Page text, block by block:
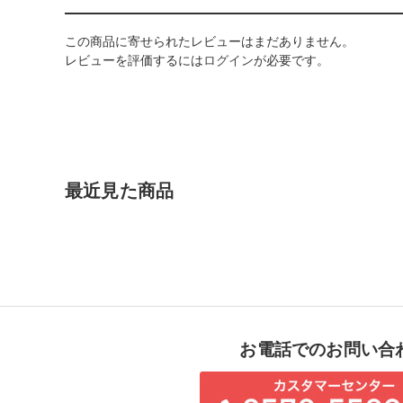
この商品に寄せられたレビューはまだありません。
レビューを評価するにはログインが必要です。
最近見た商品
お電話でのお問い合